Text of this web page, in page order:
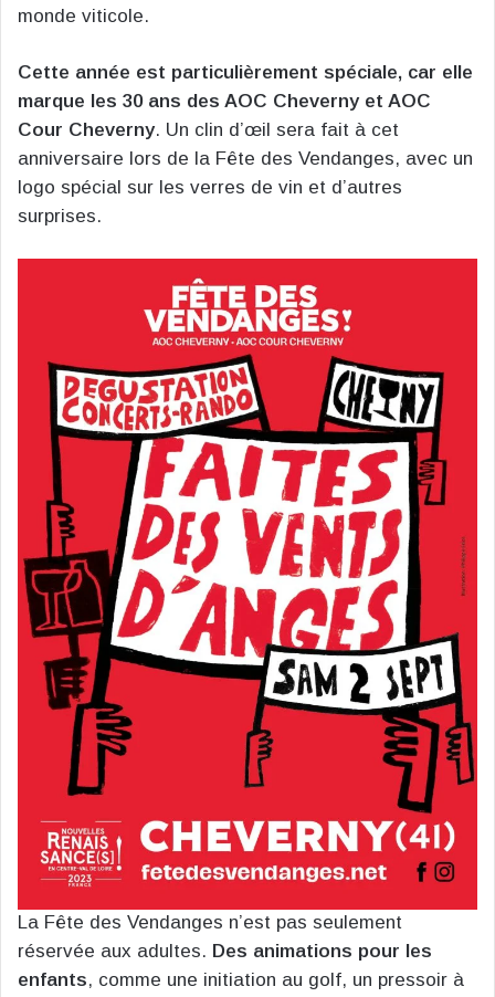
monde viticole.
Cette année est particulièrement spéciale, car elle
marque les 30 ans des AOC Cheverny et AOC
Cour Cheverny. Un clin d’œil sera fait à cet
anniversaire lors de la Fête des Vendanges, avec un
logo spécial sur les verres de vin et d’autres
surprises.
La Fête des Vendanges n’est pas seulement
réservée aux adultes. Des animations pour les
enfants, comme une initiation au golf, un pressoir à